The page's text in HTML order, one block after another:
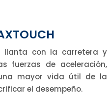
llanta con la carretera y
fuerzas de aceleración,
mayor vida útil de la
el desempeño.